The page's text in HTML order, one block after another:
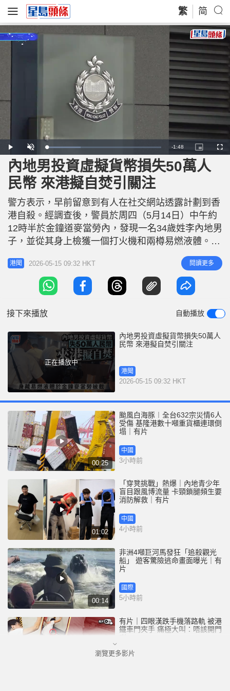
繁 简
P
l
a
y
U
n
m
u
t
e
L
o
a
d
e
d
:
2
9
7
4
%
R
e
i
n
i
e
-1:48
P
i
u
P
c
u
r
e
F
u
內地男投資虛擬貨幣損失50萬人
民幣 來港擬自焚引關注
警方表示，早前留意到有人在社交網站透露計劃到香
港自殺。經調查後，警員於周四（5月14日）中午約
12時半於金鐘道麥當勞內，發現一名34歲姓李內地男
子，並從其身上檢獲一個打火機和兩樽易燃液體。
網上圖片所見，男子被捕時大批食客在旁圍觀，有警
員身穿戰術背心。目擊者稱男子被捕時「好冷靜，完
全冇反抗」。 涉案內地男子涉嫌「管有任何物品意
圖摧毁或損壞財產」被捕，正被警方扣查。案件由港
港聞 2026-05-15 09:32 HKT 閱讀更多
接下來播放 自動播放
正在播放中
內地男投資虛擬貨幣損失50萬人
民幣 來港擬自焚引關注
港聞
2026-05-15 09:32 HKT
00:25
颱風白海豚︱全台632宗災情6人
受傷 基隆港數十噸重貨櫃連環倒
塌｜有片
中國
3小時前
01:02
「穿凳挑戰」熱爆｜內地青少年
盲目跟風博流量 卡頸鎖腿頻生要
消防解救｜有片
中國
4小時前
00:14
非洲4噸巨河馬發狂「追殺觀光
船」 遊客驚險逃命畫面曝光｜有
片
國際
5小時前
有片｜四眼漢跌手機落路軌 被港
鐵車門夾手 痛極大叫：唔該開門
港聞
瀏覽更多影片